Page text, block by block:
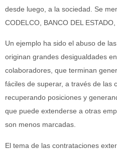
desde luego, a la sociedad. Se
CODELCO, BANCO DEL
Un ejemplo ha sido el abuso de
originan grandes desigualdades
colaboradores, que terminan
fáciles de superar, a través de las
recuperando posiciones y
que puede extenderse a otras
son menos marcadas.
El tema de las contrataciones